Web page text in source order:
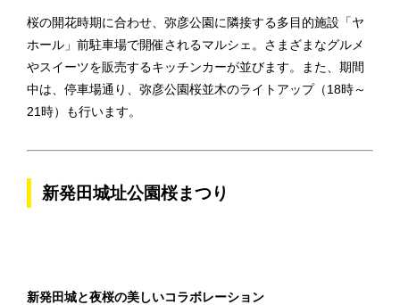
桜の開花時期に合わせ、弥彦公園に隣接する多目的施設「ヤ
ホール」前駐車場で開催されるマルシェ。さまざまなグルメ
やスイーツを販売するキッチンカーが並びます。また、期間
中は、停車場通り、弥彦公園桜並木のライトアップ（18時～
21時）も行います。
新発田城址公園桜まつり
新発田城と夜桜の美しいコラボレーション